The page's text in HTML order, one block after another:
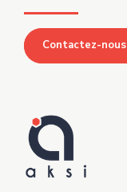
Contactez-nous